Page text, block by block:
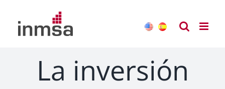
contenido
La inversión